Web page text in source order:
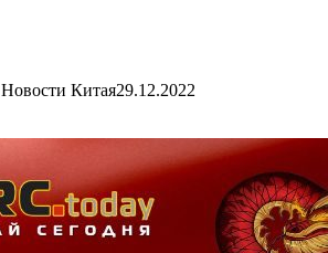
Новости Китая29.12.2022